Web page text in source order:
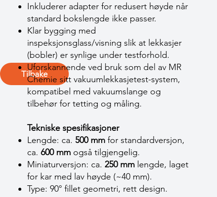
Tilbake
Inkluderer adapter for redusert høyde når
standard bokslengde ikke passer.
Klar bygging med
inspeksjonsglass/visning slik at lekkasjer
(bobler) er synlige under testforhold.
Uforskannende ved bruk som del av MR
Chemie sitt vakuumlekkasjetest-system,
kompatibel med vakuum­slange og
tilbehør for tetting og måling.
Tekniske spesifikasjoner
Lengde: ca. 500 mm for standardversjon,
ca. 600 mm også tilgjengelig.
Miniaturversjon: ca. 250 mm lengde, laget
for kar med lav høyde (~40 mm).
Type: 90° fillet geometri, rett design.